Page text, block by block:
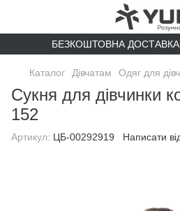
БЕЗКОШТОВНА ДОСТАВКА
Каталог Дівчатам Одяг для
Сукня для дівчинки
152
Артикул: ЦБ-00292919 Написати